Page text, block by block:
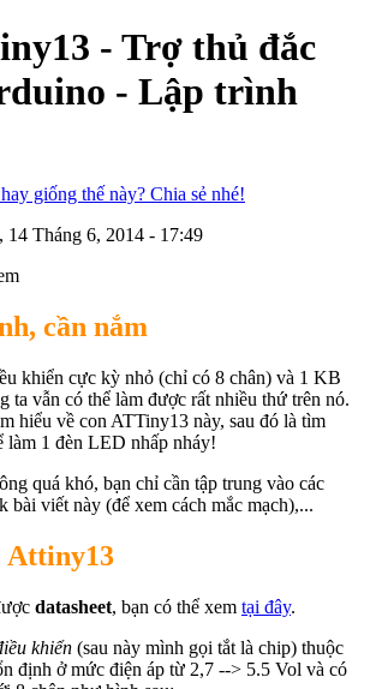
- Trợ thủ đắc
- Lập trình
giống thế này? Chia sẻ nhé!
14 Tháng 6, 2014 - 17:49
cần nắm
khiển cực kỳ nhỏ (chỉ có 8 chân) và 1 KB
ta vẫn có thể làm được rất nhiều thứ trên nó.
hiểu về con ATTiny13 này, sau đó là tìm
làm 1 đèn LED nhấp nháy!
quá khó, bạn chỉ cần tập trung vào các
bài viết này (để xem cách mắc mạch),...
Attiny13
datasheet, bạn có thể xem tại đây.
khiển (sau này mình gọi tắt là chip) thuộc
định ở mức điện áp từ 2,7 --> 5.5 Vol và có